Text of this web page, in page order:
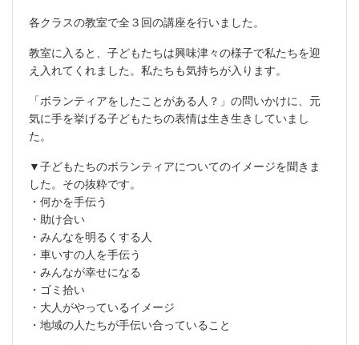
各クラスの教室で全３回の講座を行いました。
教室に入ると、子どもたちは興味津々の様子で私たちを迎
え入れてくれました。私たちも気持ちが入ります。
「ボランティアをしたことがある人？」の問いかけに、元
気に手を挙げる子どもたちの表情は生き生きしていまし
た。
▼子どもたちのボランティアについてのイメージを聞きま
した。その抜粋です。
・何かを手伝う
・助け合い
・みんなを明るくする人
・車いすの人を手伝う
・みんなが幸せになる
・ゴミ拾い
・大人がやっているイメージ
・地域の人たちが手伝い合っていること